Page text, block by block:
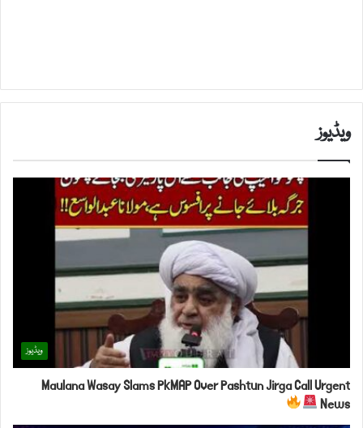
ویڈیوز
ویڈیوز
Maulana Wasay Slams PkMAP Over Pashtun Jirga Call Urgent
News